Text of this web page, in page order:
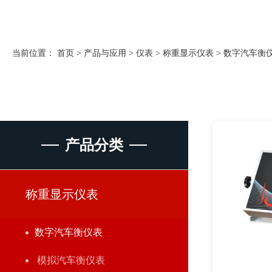
当前位置： 首页 > 产品与应用 > 仪表 > 称重显示仪表 > 数字汽车衡
产品分类
称重显示仪表
数字汽车衡仪表
模拟汽车衡仪表